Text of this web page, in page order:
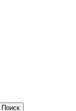
Поиск